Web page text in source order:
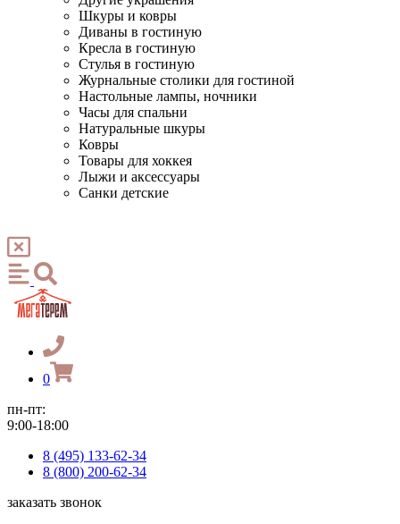
Шкуры и ковры
Диваны в гостиную
Кресла в гостиную
Стулья в гостиную
Журнальные столики для гостиной
Настольные лампы, ночники
Часы для спальни
Натуральные шкуры
Ковры
Товары для хоккея
Лыжи и аксессуары
Санки детские
0
пн-пт:
9:00-18:00
8 (495) 133-62-34
8 (800) 200-62-34
заказать звонок